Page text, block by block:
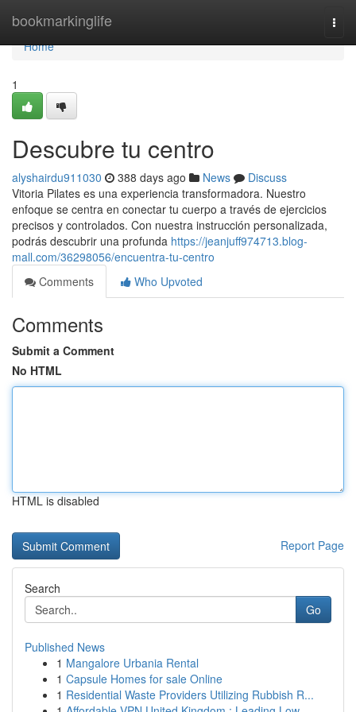
bookmarkinglife
Home
Home
1
Descubre tu centro
alyshairdu911030 388 days ago News
Discuss
Vitoria Pilates es una experiencia transformadora. Nuestro
enfoque se centra en conectar tu cuerpo a través de ejercicios
precisos y controlados. Con nuestra instrucción personalizada,
podrás descubrir una profunda https://jeanjuff974713.blog-
mall.com/36298056/encuentra-tu-centro
Comments
Who Upvoted
Comments
Submit a Comment
No HTML
HTML is disabled
Report Page
Search
Go
Published News
1 Mangalore Urbania Rental
1 Capsule Homes for sale Online
1 Residential Waste Providers Utilizing Rubbish R...